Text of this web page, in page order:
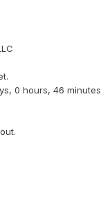
0 hours, 46 minutes